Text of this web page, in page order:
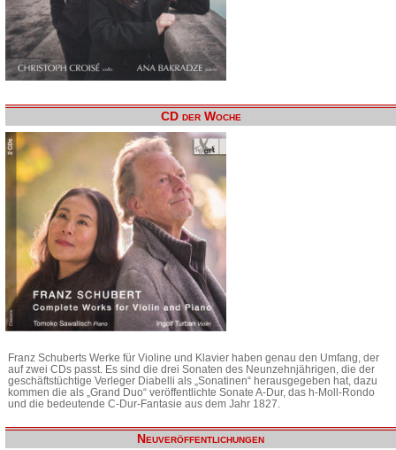
CD der Woche
Franz Schuberts Werke für Violine und Klavier haben genau den Umfang, der
auf zwei CDs passt. Es sind die drei Sonaten des Neunzehnjährigen, die der
geschäftstüchtige Verleger Diabelli als „Sonatinen“ herausgegeben hat, dazu
kommen die als „Grand Duo“ veröffentlichte Sonate A-Dur, das h-Moll-Rondo
und die bedeutende C-Dur-Fantasie aus dem Jahr 1827.
Neuveröffentlichungen